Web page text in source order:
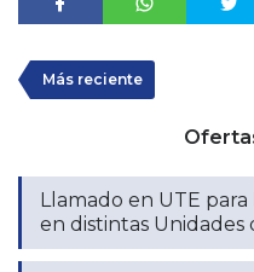
Más reciente
Llamado en UTE
en distintas Unidades